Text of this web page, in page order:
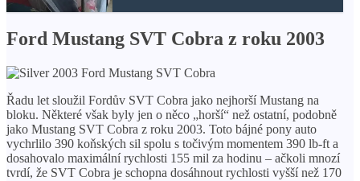
Ford Mustang SVT Cobra z roku 2003
Řadu let sloužil Fordův SVT Cobra jako nejhorší Mustang na
bloku. Některé však byly jen o něco „horší“ než ostatní, podobně
jako Mustang SVT Cobra z roku 2003. Toto bájné pony auto
vychrlilo 390 koňských sil spolu s točivým momentem 390 lb-ft a
dosahovalo maximální rychlosti 155 mil za hodinu – ačkoli mnozí
tvrdí, že SVT Cobra je schopna dosáhnout rychlosti vyšší než 170